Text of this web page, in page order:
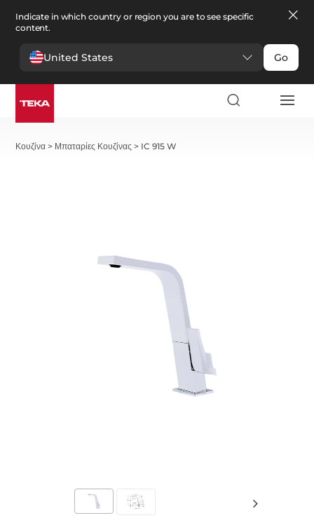
Indicate in which country or region you are to see specific
content.
United States Go
Κουζίνα > Μπαταρίες Κουζίνας > IC 915 W